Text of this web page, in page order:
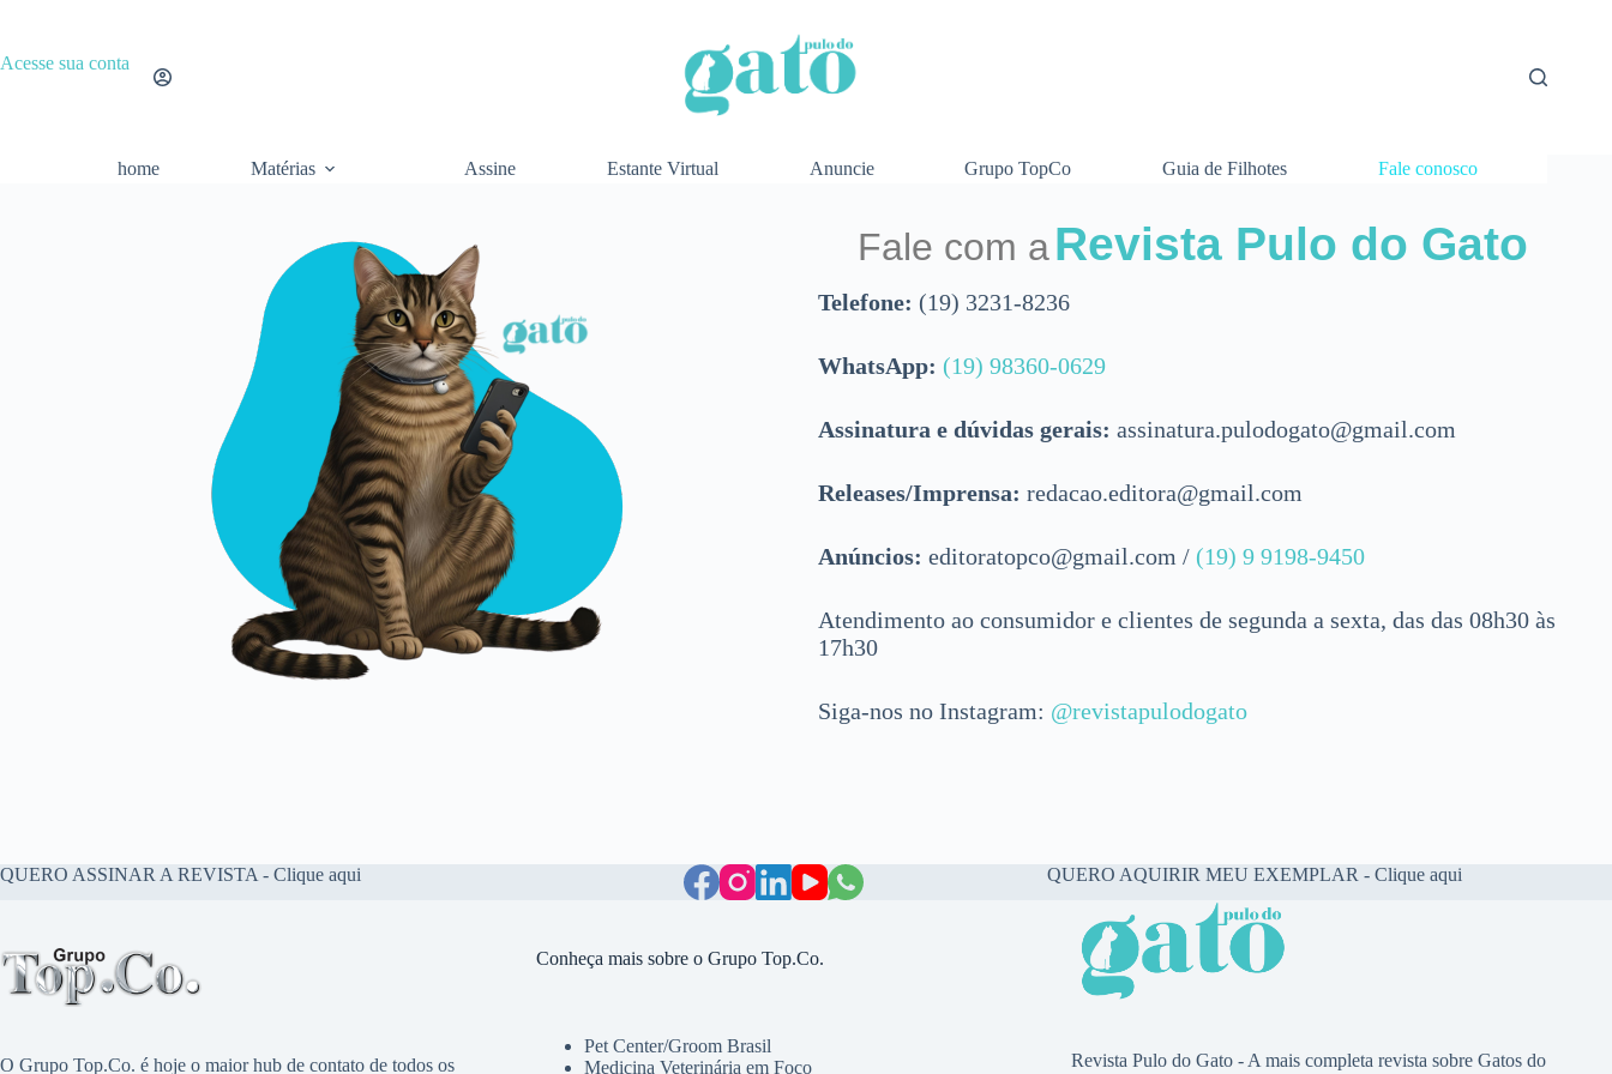
Acesse sua conta
home Matérias Assine Estante Virtual Anuncie Grupo TopCo Guia de Filhotes Fale conosco
Fale com aRevista Pulo do Gato
Telefone: (19) 3231-8236
WhatsApp: (19) 98360-0629
Assinatura e dúvidas gerais: assinatura.pulodogato@gmail.com
Releases/Imprensa: redacao.editora@gmail.com
Anúncios: editoratopco@gmail.com / (19) 9 9198-9450
Atendimento ao consumidor e clientes de segunda a sexta, das das 08h30 às
17h30
Siga-nos no Instagram: @revistapulodogato
QUERO ASSINAR A REVISTA - Clique aqui QUERO AQUIRIR MEU EXEMPLAR - Clique aqui
O Grupo Top.Co. é hoje o maior hub de contato de todos os
Conheça mais sobre o Grupo Top.Co.
Pet Center/Groom Brasil
Medicina Veterinária em Foco
Revista Pulo do Gato - A mais completa revista sobre Gatos do